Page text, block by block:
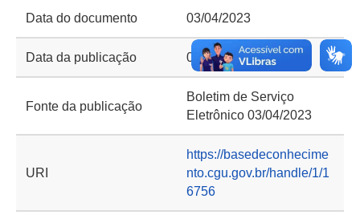
Data do documento 03/04/2023
Data da publicação 03/04/2023
Fonte da publicação
Boletim de Serviço
Eletrônico 03/04/2023
URI
https://basedeconhecime
nto.cgu.gov.br/handle/1/1
6756